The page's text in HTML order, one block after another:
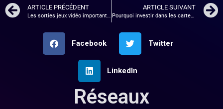
ARTICLE PRÉCÉDENT ARTICLE SUIVANT
Pourquoi investir dans les cartes Pokémon ?!
Facebook Twitter
LinkedIn
Réseaux